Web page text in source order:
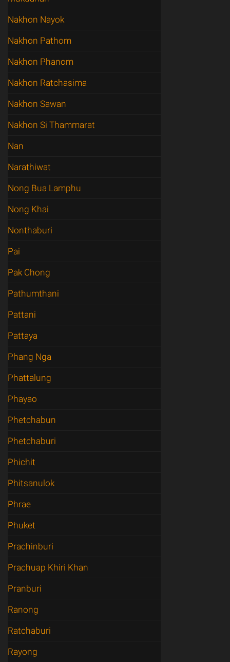
Nakhon Nayok
Nakhon Pathom
Nakhon Phanom
Nakhon Ratchasima
Nakhon Sawan
Nakhon Si Thammarat
Nan
Narathiwat
Nong Bua Lamphu
Nong Khai
Nonthaburi
Pai
Pak Chong
Pathumthani
Pattani
Pattaya
Phang Nga
Phattalung
Phayao
Phetchabun
Phetchaburi
Phichit
Phitsanulok
Phrae
Phuket
Prachinburi
Prachuap Khiri Khan
Pranburi
Ranong
Ratchaburi
Rayong